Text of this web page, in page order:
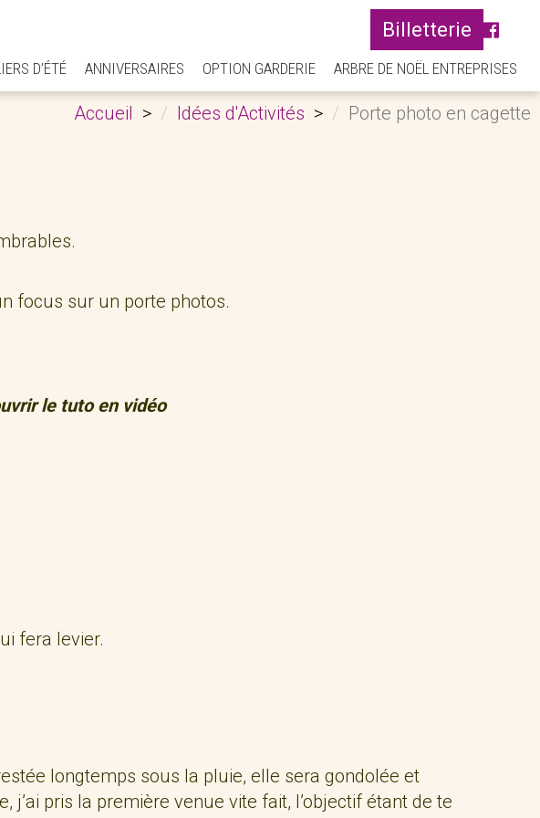
Billetterie
D’ÉTÉ ANNIVERSAIRES OPTION GARDERIE ARBRE DE NOËL ENTREPRISES
Accueil Idées d'Activités Porte photo en cagette
focus sur un porte photos.
le tuto en vidéo
fera levier.
longtemps sous la pluie, elle sera gondolée et
j’ai pris la première venue vite fait, l’objectif étant de te